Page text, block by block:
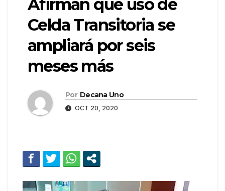
Afirman que uso de
Celda Transitoria se
ampliará por seis
meses más
Por Decana Uno
OCT 20, 2020